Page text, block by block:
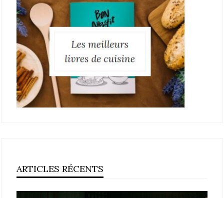
ARTICLES RÉCENTS